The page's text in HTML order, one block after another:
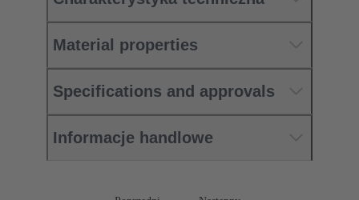
Material properties
Specifications and approvals
Informacje handlowe